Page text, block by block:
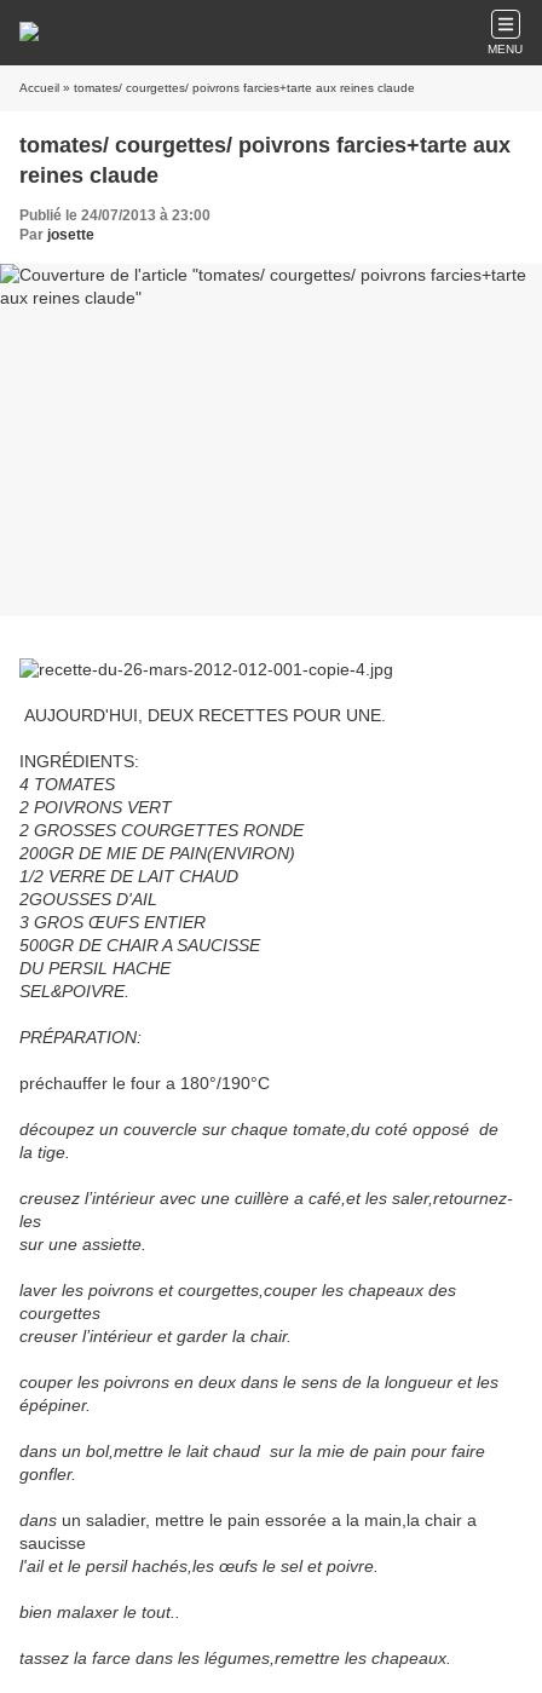
MENU
Accueil » tomates/ courgettes/ poivrons farcies+tarte aux reines claude
tomates/ courgettes/ poivrons farcies+tarte aux
reines claude
Publié le 24/07/2013 à 23:00
Par josette
AUJOURD'HUI, DEUX RECETTES POUR UNE.
INGRÉDIENTS:
4 TOMATES
2 POIVRONS VERT
2 GROSSES COURGETTES RONDE
200GR DE MIE DE PAIN(ENVIRON)
1/2 VERRE DE LAIT CHAUD
2GOUSSES D'AIL
3 GROS ŒUFS ENTIER
500GR DE CHAIR A SAUCISSE
DU PERSIL HACHE
SEL&POIVRE.
PRÉPARATION:
préchauffer le four a 180°/190°C
découpez un couvercle sur chaque tomate,du coté opposé de
la tige.
creusez l’intérieur avec une cuillère a café,et les saler,retournez-
les
sur une assiette.
laver les poivrons et courgettes,couper les chapeaux des
courgettes
creuser l’intérieur et garder la chair.
couper les poivrons en deux dans le sens de la longueur et les
épépiner.
dans un bol,mettre le lait chaud sur la mie de pain pour faire
gonfler.
dans un saladier, mettre le pain essorée a la main,la chair a
saucisse
l'ail et le persil hachés,les œufs le sel et poivre.
bien malaxer le tout..
tassez la farce dans les légumes,remettre les chapeaux.